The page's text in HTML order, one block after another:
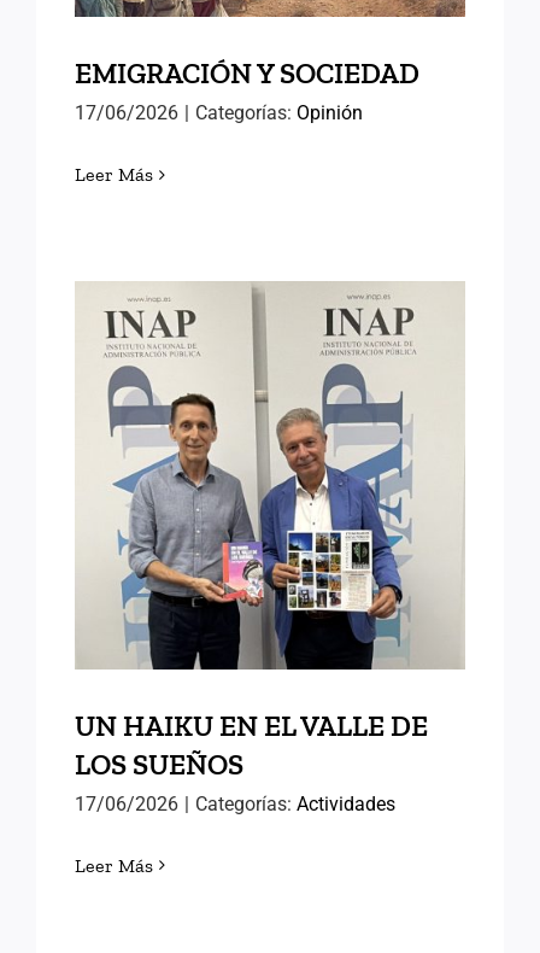
EMIGRACIÓN Y SOCIEDAD
17/06/2026 Categorías: Opinión
Leer Más
UN HAIKU EN EL VALLE
DE LOS SUEÑOS
UN HAIKU EN EL VALLE DE
LOS SUEÑOS
17/06/2026 | Categorías:Actividades
Leer Más